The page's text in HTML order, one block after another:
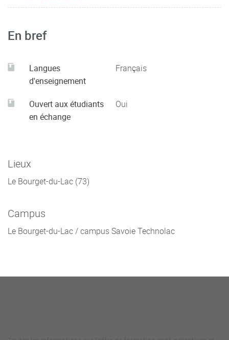
En bref
Langues
d'enseignement
Français
Ouvert aux étudiants
en échange
Oui
Lieux
Le Bourget-du-Lac (73)
Campus
Le Bourget-du-Lac / campus Savoie Technolac